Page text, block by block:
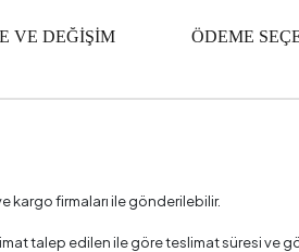
Dinamik
VE DEĞİŞİM ÖDEME
kargo firmaları ile gönderilebilir.
talep edilen ile göre teslimat süresi ve